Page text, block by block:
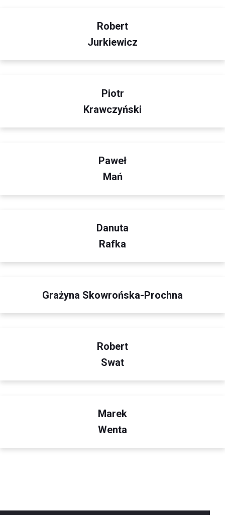
Robert
Jurkiewicz
Piotr
Krawczyński
Paweł
Mań
Danuta
Rafka
Grażyna Skowrońska-Prochna
Robert
Swat
Marek
Wenta